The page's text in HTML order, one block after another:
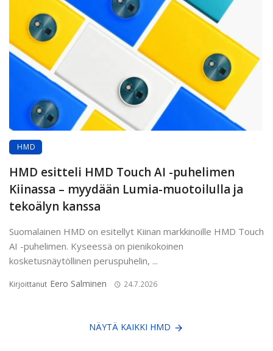
HMD
HMD esitteli HMD Touch AI -puhelimen
Kiinassa – myydään Lumia-muotoilulla ja
tekoälyn kanssa
Suomalainen HMD on esitellyt Kiinan markkinoille HMD Touch
AI -puhelimen. Kyseessä on pienikokoinen
kosketusnäytöllinen peruspuhelin, ...
Kirjoittanut Eero Salminen 24.7.2026
NÄYTÄ KAIKKI HMD